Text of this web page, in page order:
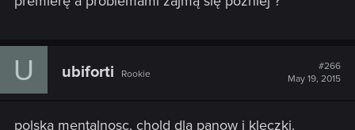
U ubiforti Rookie
#266
May 19, 2015
polska mentalnosc, chold dla panow i kleczki.